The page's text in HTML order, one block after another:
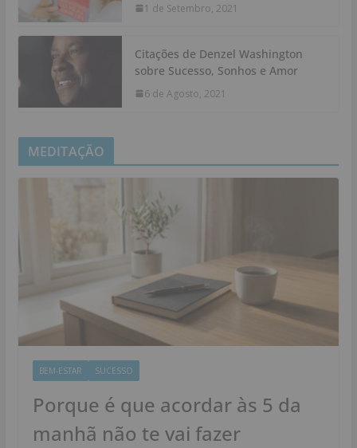
1 de Setembro, 2021
Citações de Denzel Washington
sobre Sucesso, Sonhos e Amor
6 de Agosto, 2021
MEDITAÇÃO
BEM-ESTAR SUCESSO
Porque é que acordar às 5 da
manhã não te vai fazer